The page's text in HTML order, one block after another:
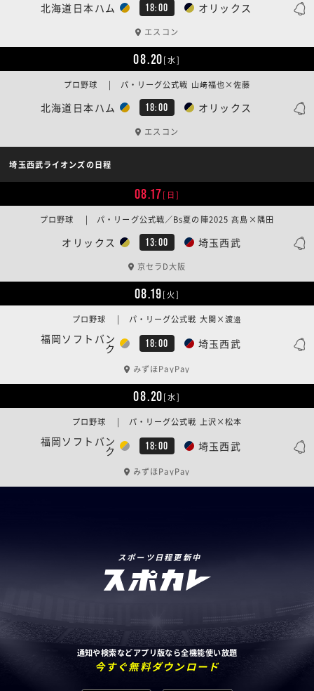
北海道日本ハム 18:00 オリックス
エスコン
08.20[水]
北海道日本ハム 18:00 オリックス
プロ野球 | パ・リーグ公式戦 山﨑福也×佐藤
エスコン
埼玉西武ライオンズの日程
08.17[日]
オリックス 13:00 埼玉西武
プロ野球 | パ・リーグ公式戦／Bs夏の陣2025 髙島×隅田
京セラD大阪
08.19[火]
福岡ソフトバン
ク 18:00 埼玉西武
プロ野球 | パ・リーグ公式戦 大関×渡邉
みずほPayPay
08.20[水]
福岡ソフトバン
ク 18:00 埼玉西武
プロ野球 | パ・リーグ公式戦 上沢×松本
みずほPayPay
スポーツ日程更新中
通知や検索などアプリ版なら全機能使い放題
今すぐ無料ダウンロード